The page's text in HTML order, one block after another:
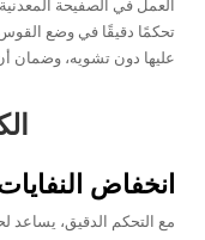
تحكمًا دقيقًا في وضع القوس.
عليها دون تشويه، وضمان
انخفاض